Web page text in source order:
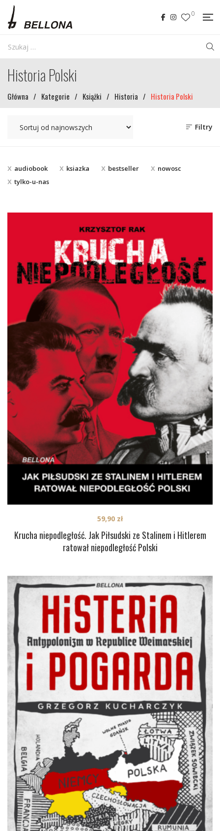
0
Historia Polski
Główna / Kategorie / Książki / Historia / Historia Polski
Filtry
audiobook ksiazka bestseller
nowosc
tylko-u-nas
Krucha niepodległość. Jak Piłsudski ze Stalinem i Hitlerem
ratował niepodległość Polski
59,90 zł